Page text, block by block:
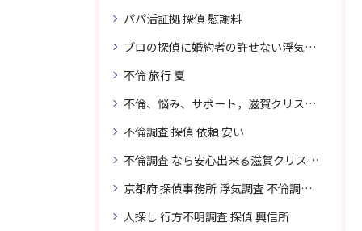
パパ活証拠 探偵 慰謝料
プロの探偵に婚約者の許せない浮気、無料相談で解決
不倫 旅行 夏
不倫、悩み、サポート，滋賀クリスタル探偵
不倫調査 探偵 依頼 安い
不倫調査 なら安心出来る滋賀クリスタル探偵事務所へご依頼
京都府 探偵事務所 浮気調査 不倫調査 専門 無料相談
人探し 行方不明調査 探偵 興信所